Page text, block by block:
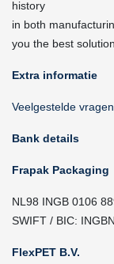
history
in both
you the best
Extra informatie
Veelgestelde vragen
Bank details
Frapak Packaging
NL98 INGB 0106
SWIFT / BIC:
FlexPET B.V.